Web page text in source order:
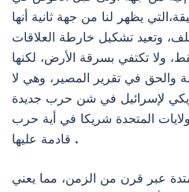
يظهر لنا من جهة ثانية أنها
وتعيد تشكيل خارطة العلاقات
ولا تكتفي بسرقة الأرض، لكنها
والحق في تقرير المصير، وهي لا
لإسرائيل في شن حرب جديدة
المتحدة شريكا في أية حرب
قادمة عليها .
عبر قرن من الزمن، مما يعني